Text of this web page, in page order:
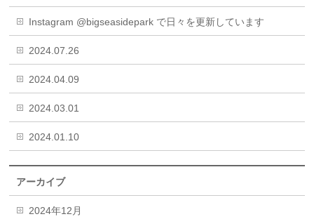
Instagram @bigseasidepark で日々を更新しています
2024.07.26
2024.04.09
2024.03.01
2024.01.10
アーカイブ
2024年12月